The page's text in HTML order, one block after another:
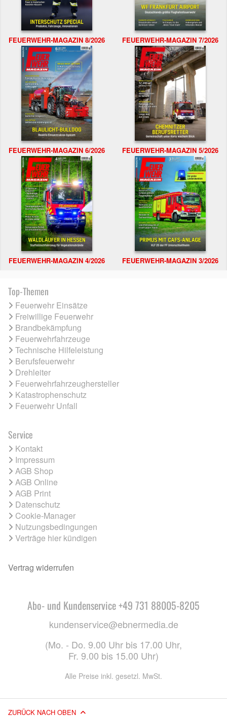
FEUERWEHR-MAGAZIN 8/2026 FEUERWEHR-MAGAZIN 7/2026
FEUERWEHR-MAGAZIN 6/2026 FEUERWEHR-MAGAZIN 5/2026
FEUERWEHR-MAGAZIN 4/2026 FEUERWEHR-MAGAZIN 3/2026
Top-Themen
Feuerwehr Einsätze
Freiwillige Feuerwehr
Brandbekämpfung
Feuerwehrfahrzeuge
Technische Hilfeleistung
Berufsfeuerwehr
Drehleiter
Feuerwehrfahrzeughersteller
Katastrophenschutz
Feuerwehr Unfall
Service
Kontakt
Impressum
AGB Shop
AGB Online
AGB Print
Datenschutz
Cookie-Manager
Nutzungsbedingungen
Verträge hier kündigen
Vertrag widerrufen
Abo- und Kundenservice +49 731 88005-8205
kundenservice@ebnermedia.de
(Mo. - Do. 9.00 Uhr bis 17.00 Uhr,
Fr. 9.00 bis 15.00 Uhr)
Alle Preise inkl. gesetzl. MwSt.
ZURÜCK NACH OBEN